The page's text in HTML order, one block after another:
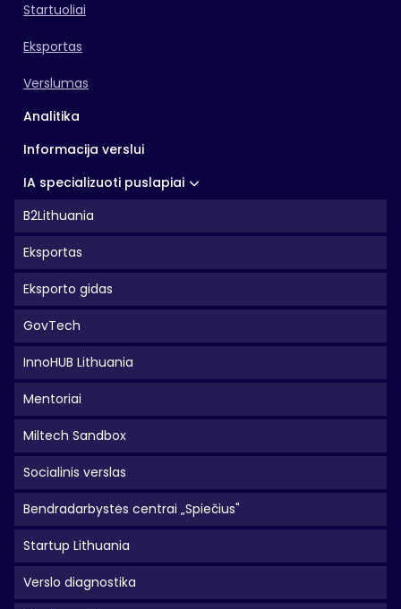
Startuoliai
Eksportas
Verslumas
Analitika
Informacija verslui
IA specializuoti puslapiai
B2Lithuania
Eksportas
Eksporto gidas
GovTech
InnoHUB Lithuania
Mentoriai
Miltech Sandbox
Socialinis verslas
Bendradarbystės centrai „Spiečius"
Startup Lithuania
Verslo diagnostika